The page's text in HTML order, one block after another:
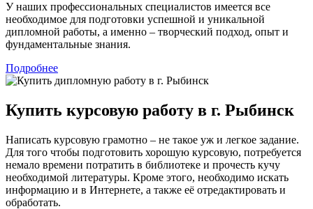
У наших профессиональных специалистов имеется все
необходимое для подготовки успешной и уникальной
дипломной работы, а именно – творческий подход, опыт и
фундаментальные знания.
Подробнее
Купить курсовую работу в г. Рыбинск
Написать курсовую грамотно – не такое уж и легкое задание.
Для того чтобы подготовить хорошую курсовую, потребуется
немало времени потратить в библиотеке и прочесть кучу
необходимой литературы. Кроме этого, необходимо искать
информацию и в Интернете, а также её отредактировать и
обработать.